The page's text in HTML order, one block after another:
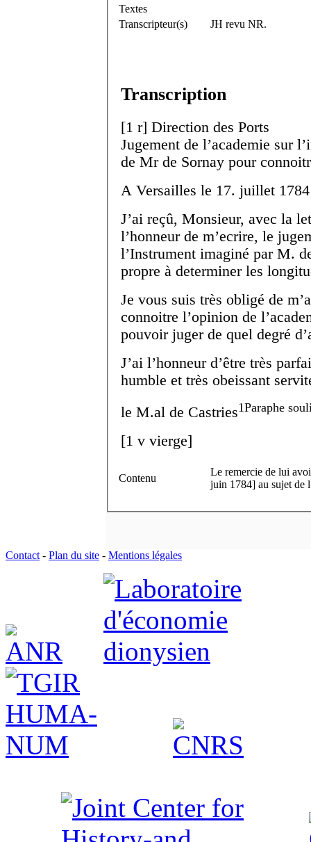
Textes
Transcripteur(s)
JH revu NR.
Transcription
[1 r] Direction des Ports
Jugement de l’academie sur
de Mrde Sornay pour
A Versailles le 17. juillet 1784
J’ai reçû, Monsieur, avec la
l’honneur de m’ecrire, le
l’Instrument imaginé par M.
propre à determiner les
Je vous suis très obligé de
connoitre l’opinion de
pouvoir juger de quel degré
J’ai l’honneur d’être très
humble et très obeissant
le M.al de Castries1Paraphe
[1 v vierge]
Contenu
Le remercie de lui
juin 1784] au sujet de
Contact - Plan du site - Mentions légales